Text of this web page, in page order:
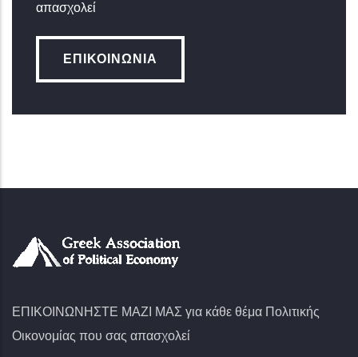
απασχολεί
ΕΠΙΚΟΙΝΩΝΊΑ
ΕΠΙΚΟΙΝΩΝΗΣΤΕ ΜΑΖΙ ΜΑΣ για κάθε θέμα Πολιτικής
Οικονομίας που σας απασχολεί